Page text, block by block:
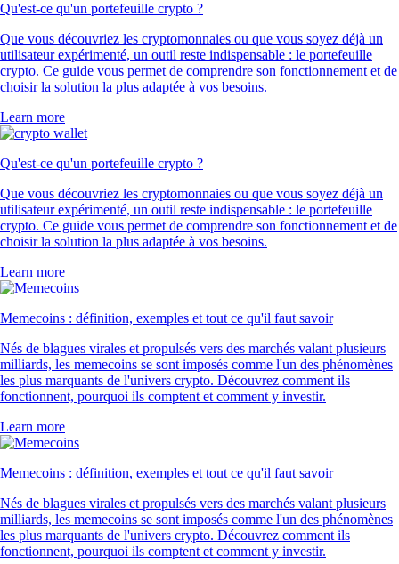
Qu'est-ce qu'un portefeuille crypto ?
Que vous découvriez les cryptomonnaies ou que vous soyez déjà un
utilisateur expérimenté, un outil reste indispensable : le portefeuille
crypto. Ce guide vous permet de comprendre son fonctionnement et de
choisir la solution la plus adaptée à vos besoins.
Learn more
Qu'est-ce qu'un portefeuille crypto ?
Que vous découvriez les cryptomonnaies ou que vous soyez déjà un
utilisateur expérimenté, un outil reste indispensable : le portefeuille
crypto. Ce guide vous permet de comprendre son fonctionnement et de
choisir la solution la plus adaptée à vos besoins.
Learn more
Memecoins : définition, exemples et tout ce qu'il faut savoir
Nés de blagues virales et propulsés vers des marchés valant plusieurs
milliards, les memecoins se sont imposés comme l'un des phénomènes
les plus marquants de l'univers crypto. Découvrez comment ils
fonctionnent, pourquoi ils comptent et comment y investir.
Learn more
Memecoins : définition, exemples et tout ce qu'il faut savoir
Nés de blagues virales et propulsés vers des marchés valant plusieurs
milliards, les memecoins se sont imposés comme l'un des phénomènes
les plus marquants de l'univers crypto. Découvrez comment ils
fonctionnent, pourquoi ils comptent et comment y investir.